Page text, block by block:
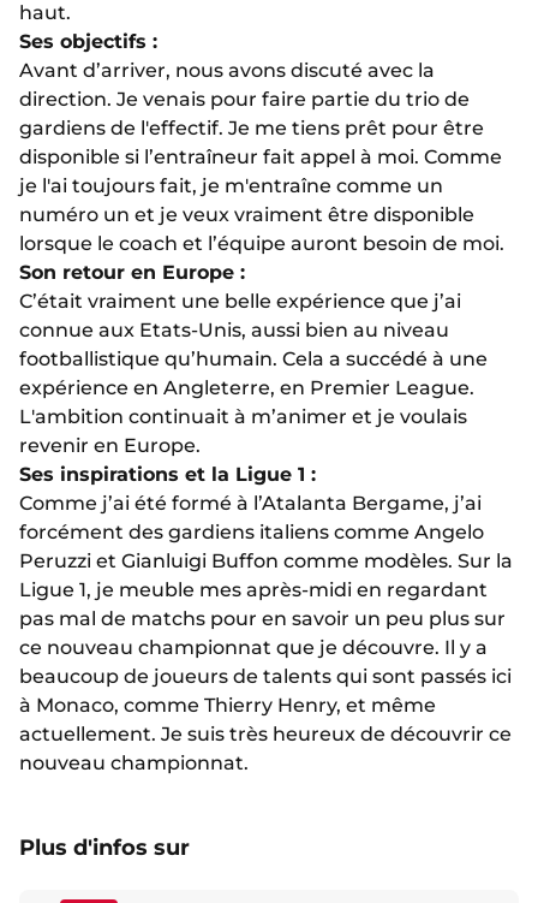
haut.
Ses objectifs :
Avant d’arriver, nous avons discuté avec la
direction. Je venais pour faire partie du trio de
gardiens de l'effectif. Je me tiens prêt pour être
disponible si l’entraîneur fait appel à moi. Comme
je l'ai toujours fait, je m'entraîne comme un
numéro un et je veux vraiment être disponible
lorsque le coach et l’équipe auront besoin de moi.
Son retour en Europe :
C’était vraiment une belle expérience que j’ai
connue aux Etats-Unis, aussi bien au niveau
footballistique qu’humain. Cela a succédé à une
expérience en Angleterre, en Premier League.
L'ambition continuait à m’animer et je voulais
revenir en Europe.
Ses inspirations et la Ligue 1 :
Comme j’ai été formé à l’Atalanta Bergame, j’ai
forcément des gardiens italiens comme Angelo
Peruzzi et Gianluigi Buffon comme modèles. Sur la
Ligue 1, je meuble mes après-midi en regardant
pas mal de matchs pour en savoir un peu plus sur
ce nouveau championnat que je découvre. Il y a
beaucoup de joueurs de talents qui sont passés ici
à Monaco, comme Thierry Henry, et même
actuellement. Je suis très heureux de découvrir ce
nouveau championnat.
Plus d'infos sur